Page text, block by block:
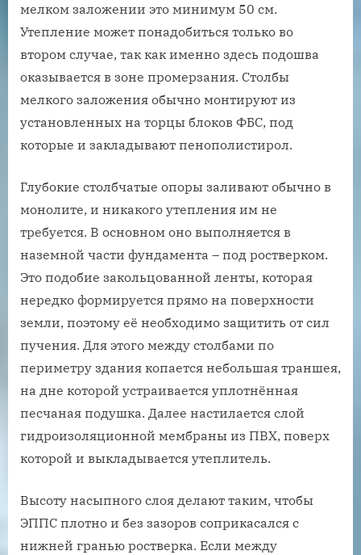
мелком заложении это минимум 50 см.
Утепление может понадобиться только во
втором случае, так как именно здесь подошва
оказывается в зоне промерзания. Столбы
мелкого заложения обычно монтируют из
установленных на торцы блоков ФБС, под
которые и закладывают пенополистирол.
Глубокие столбчатые опоры заливают обычно в
монолите, и никакого утепления им не
требуется. В основном оно выполняется в
наземной части фундамента – под ростверком.
Это подобие закольцованной ленты, которая
нередко формируется прямо на поверхности
земли, поэтому её необходимо защитить от сил
пучения. Для этого между столбами по
периметру здания копается небольшая траншея,
на дне которой устраивается уплотнённая
песчаная подушка. Далее настилается слой
гидроизоляционной мембраны из ПВХ, поверх
которой и выкладывается утеплитель.
Высоту насыпного слоя делают таким, чтобы
ЭППС плотно и без зазоров соприкасался с
нижней гранью ростверка. Если между